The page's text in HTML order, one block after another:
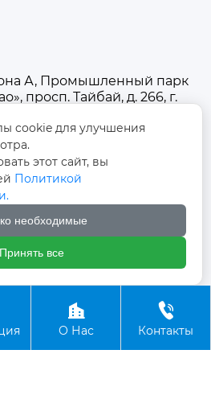
А, Промышленный парк
просп. Тайбай, д. 266, г.

О Нас

Контакты
cookie для улучшения
этот сайт, вы
Политикой
необходимые
Принять все